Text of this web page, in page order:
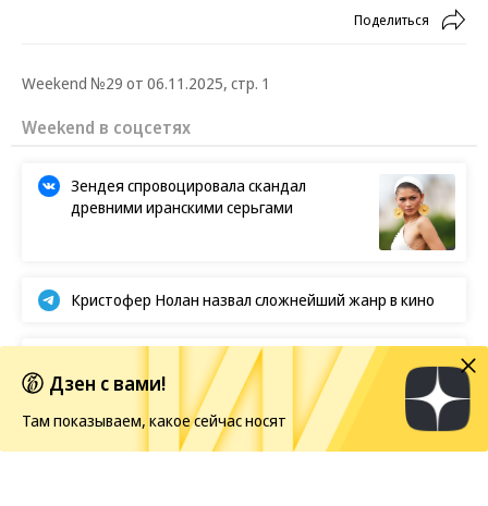
Поделиться
Weekend №29 от 06.11.2025, стр. 1
Weekend в соцсетях
Зендея спровоцировала скандал
древними иранскими серьгами
Кристофер Нолан назвал сложнейший жанр в кино
BTS отказываются от борьбы за «Грэмми»
Европейская засуха в этом году бьет рекорды
Дзен с вами!
Там показываем, какое сейчас носят